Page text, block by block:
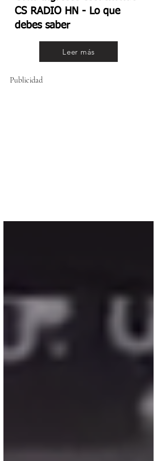
CS RADIO HN - Lo que
debes saber
Leer más
Publicidad